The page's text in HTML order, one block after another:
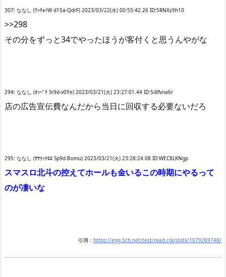
307: ななし (ﾜｯﾁｮｲW d15a-QdrF) 2023/03/22(水) 00:55:42.26 ID:5RNXz9h10
>>298
その分をずっと34でやったほうが客付くと思うんやがな
294: ななし (ｵｯﾍﾟｹ Sr9d-v0Ye) 2023/03/21(火) 23:27:01.44 ID:5i8fvna6r
店の広告宣伝費なんだから当日に回収する必要ないだろ
295: ななし (ｻｻｸｯﾃﾛﾛ Sp9d-Bomu) 2023/03/21(火) 23:28:24.08 ID:WEC8LKNgp
スマスロ北斗の控えてホールも金いるこの時期にやるって
のが凄いな
引用： https://egg.5ch.net/test/read.cgi/slotk/1679269748/